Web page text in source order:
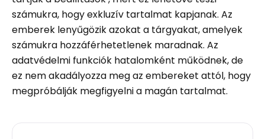
számukra, hogy exkluzív tartalmat kapjanak. Az
emberek lenyűgözik azokat a tárgyakat, amelyek
számukra hozzáférhetetlenek maradnak. Az
adatvédelmi funkciók hatalomként működnek, de
ez nem akadályozza meg az embereket attól, hogy
megpróbálják megfigyelni a magán tartalmat.